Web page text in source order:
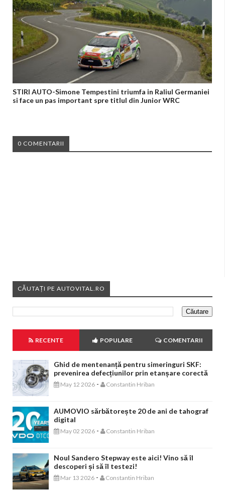
STIRI AUTO-Simone Tempestini triumfa in Raliul Germaniei
si face un pas important spre titlul din Junior WRC
0 COMENTARII
CĂUTAȚI PE AUTOVITAL.RO
RECENTE POPULARE COMENTARII
Ghid de mentenanță pentru simeringuri SKF:
prevenirea defecțiunilor prin etanșare corectă
May 12 2026 - Constantin Hriban
AUMOVIO sărbătorește 20 de ani de tahograf
digital
May 02 2026 - Constantin Hriban
Noul Sandero Stepway este aici! Vino să îl
descoperi și să îl testezi!
Mar 13 2026 - Constantin Hriban